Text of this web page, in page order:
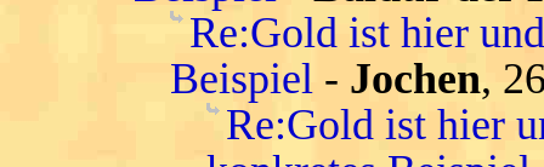
Re:Gold ist hier
Beispiel - Jochen,
Re:Gold ist hier